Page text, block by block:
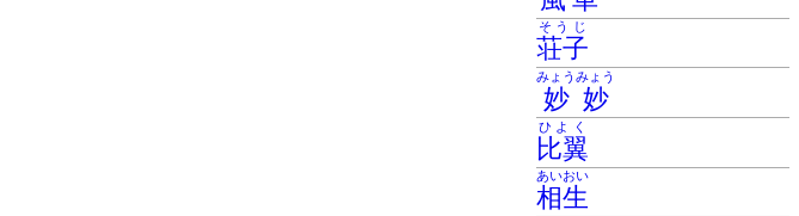
荘子
そうじ
妙妙
みょうみょう
比翼
ひよく
相生
あいおい